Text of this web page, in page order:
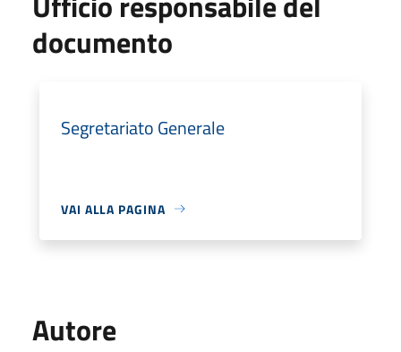
documento
Segretariato Generale
VAI ALLA PAGINA
Autore